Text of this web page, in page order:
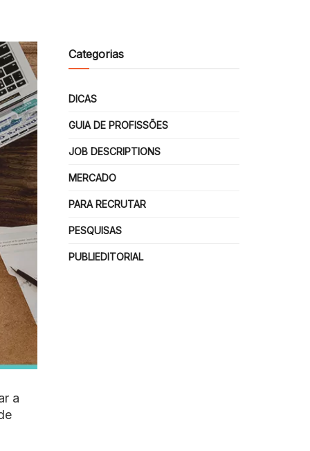
a
Categorias
DICAS
GUIA DE PROFISSÕES
JOB DESCRIPTIONS
MERCADO
PARA RECRUTAR
PESQUISAS
PUBLIEDITORIAL